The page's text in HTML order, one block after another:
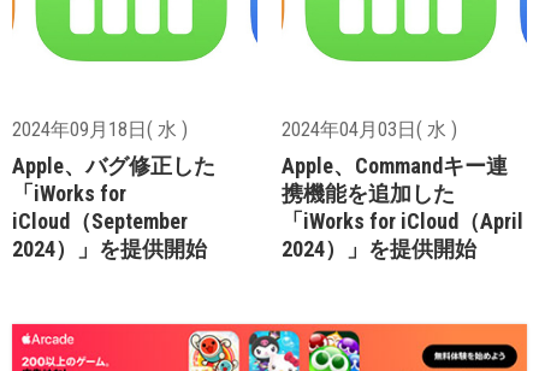
2024年09月18日( 水 )
Apple、バグ修正した
「iWorks for
iCloud（September
2024）」を提供開始
2024年04月03日( 水 )
Apple、Commandキー連
携機能を追加した
「iWorks for iCloud（April
2024）」を提供開始